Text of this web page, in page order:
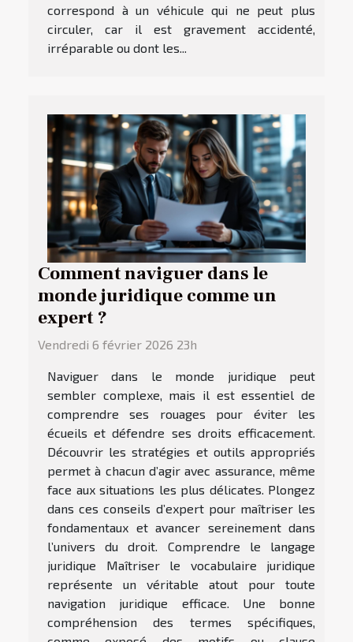
correspond à un véhicule qui ne peut plus
circuler, car il est gravement accidenté,
irréparable ou dont les...
Comment naviguer dans le
monde juridique comme un
expert ?
Vendredi 6 février 2026 23h
Naviguer dans le monde juridique peut
sembler complexe, mais il est essentiel de
comprendre ses rouages pour éviter les
écueils et défendre ses droits efficacement.
Découvrir les stratégies et outils appropriés
permet à chacun d’agir avec assurance, même
face aux situations les plus délicates. Plongez
dans ces conseils d’expert pour maîtriser les
fondamentaux et avancer sereinement dans
l’univers du droit. Comprendre le langage
juridique Maîtriser le vocabulaire juridique
représente un véritable atout pour toute
navigation juridique efficace. Une bonne
compréhension des termes spécifiques,